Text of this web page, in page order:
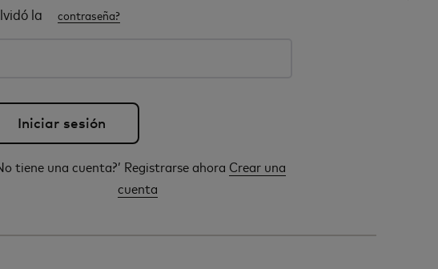
la contraseña?
tiene una cuenta?’ Registrarse ahora Crear una
cuenta